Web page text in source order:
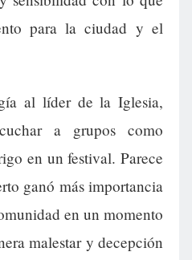
para la ciudad y el
al líder de la Iglesia,
a grupos como
en un festival. Parece
ganó más importancia
en un momento
malestar y decepción